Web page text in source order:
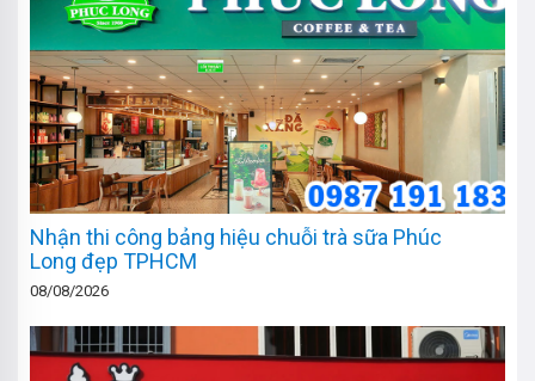
Nhận thi công bảng hiệu chuỗi trà sữa Phúc
Long đẹp TPHCM
08/08/2026